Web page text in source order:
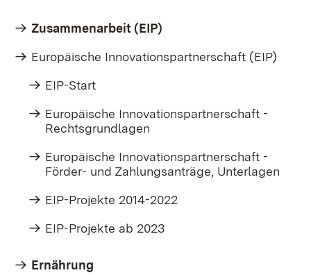
Zusammenarbeit (EIP)
Europäische Innovationspartnerschaft (EIP)
EIP-Start
Europäische Innovationspartnerschaft -
Rechtsgrundlagen
Europäische Innovationspartnerschaft -
Förder- und Zahlungsanträge, Unterlagen
EIP-Projekte 2014-2022
EIP-Projekte ab 2023
Ernährung